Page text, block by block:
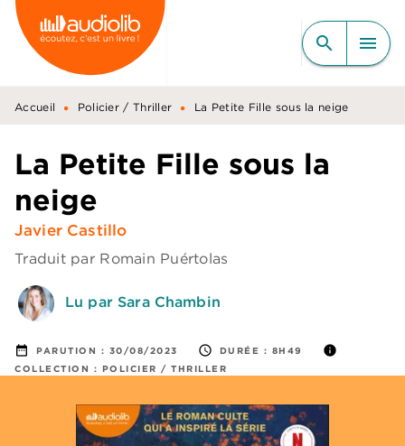
MENU RECHERCHE
CONTENU
PIED DE PAGE
search menu
Accueil • Policier / Thriller • La Petite Fille sous la neige
La Petite Fille sous la
neige
Javier Castillo
Traduit par Romain Puértolas
Lu par Sara Chambin
date_range PARUTION : 30/08/2023 access_time DURÉE : 8H49 info
COLLECTION : POLICIER / THRILLER